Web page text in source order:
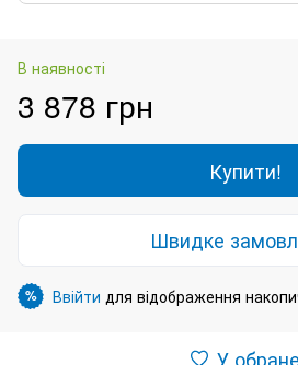
В наявності
3 878 грн
Купити!
Швидке
% Ввійти для відображення
У обране